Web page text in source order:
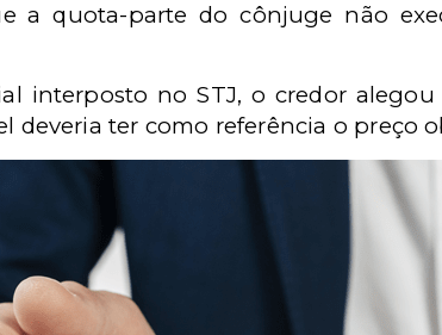
a quota-parte do cônjuge não
interposto no STJ, o credor
deveria ter como referência o preço